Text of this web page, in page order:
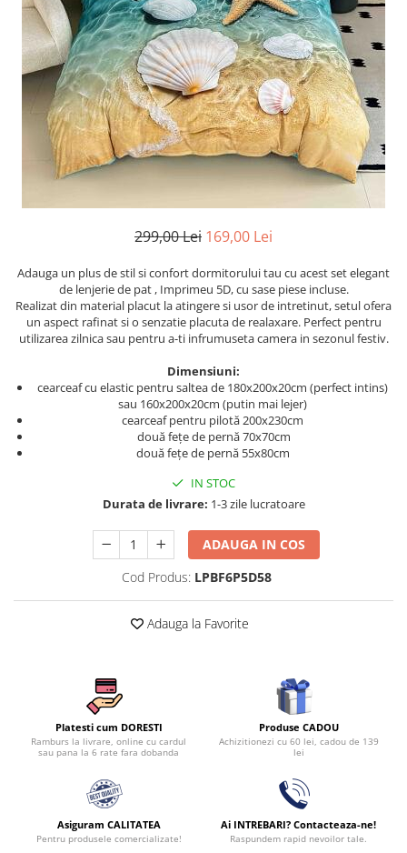
Cearceaf cu elastic
Cearceaf normal
Lenjerii De Pat Creponate
Lenjerii De Pat Bumbac Poplin 2
Persoane
Lenjerii De Pat Bumbac Poplin,
Matlasate, 2 Persoane
Lenjerii De Pat Bumbac Satinat 2
2 Persoane
Lenjerii De Pat Jacquard
Lenjerii De Pat Catifea
Set Lenjerie De Pat Blana
Artificiala De Iepure, 6 Piese, 2
Persoane
Set Lenjerie Pat Blanita Iepure, 6
Piese, Cu Pilota Inclusa
Lenjerii De Pat Premium Collection
Set Lenjerie De Pat, 7 Piese, Cu
Set Lenjerie De Pat Jacquard Regal,
11 Piese, Cuvertura Inclusa
Lenjerii Damasc Egiptean King Size
Lenjerii De Pat, Finet Premium, 1
Lenjerii De Pat, Imprimeu 3D, 1
299,00 Lei 169,00 Lei
Adauga un plus de stil si confort dormitorului tau cu acest set elegant
de lenjerie de pat , Imprimeu 5D, cu sase piese incluse.
Realizat din material placut la atingere si usor de intretinut, setul ofera
un aspect rafinat si o senzatie placuta de realaxare. Perfect pentru
utilizarea zilnica sau pentru a-ti infrumuseta camera in sezonul festiv.
Dimensiuni:
cearceaf cu elastic pentru saltea de 180x200x20cm (perfect intins)
sau 160x200x20cm (putin mai lejer)
cearceaf pentru pilotă 200x230cm
două fețe de pernă 70x70cm
două fețe de pernă 55x80cm
IN STOC
Durata de livrare: 1-3 zile lucratoare
ADAUGA IN COS
Cod Produs: LPBF6P5D58
Adauga la Favorite
Platesti cum DORESTI
Ramburs la livrare, online cu cardul
sau pana la 6 rate fara dobanda
Produse CADOU
Achizitionezi cu 60 lei, cadou de 139
lei
Asiguram CALITATEA
Pentru produsele comercializate!
Ai INTREBARI? Contacteaza-ne!
Raspundem rapid nevoilor tale.